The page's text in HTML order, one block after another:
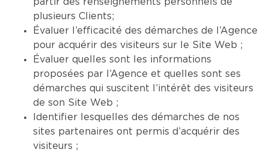
plusieurs Clients;
Évaluer l’efficacité des démarches de l’Agence
pour acquérir des visiteurs sur le Site Web ;
Évaluer quelles sont les informations
proposées par l’Agence et quelles sont ses
démarches qui suscitent l’intérêt des visiteurs
de son Site Web ;
Identifier lesquelles des démarches de nos
sites partenaires ont permis d’acquérir des
visiteurs ;